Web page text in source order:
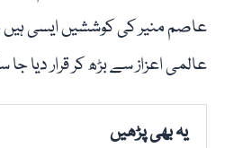
عاصم منیر کی کوششیں ایسی
عالمی اعزاز سے بڑھ کر قرار دیا
یہ بھی پڑھیں